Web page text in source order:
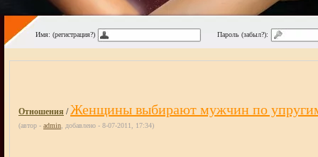
Имя: (регистрация?) Пароль (забыл?):
Отношения /Женщины выбирают мужчин по
(автор - admin , добавлено - 8-07-2011, 17:34)